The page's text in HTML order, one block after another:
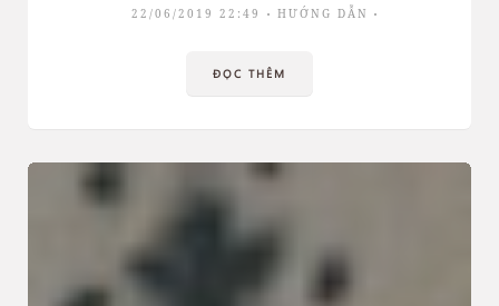
22/06/2019 22:49 HƯỚNG DẪN
ĐỌC THÊM